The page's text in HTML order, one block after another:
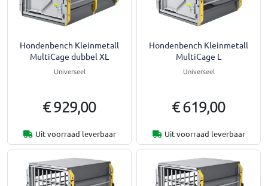
Hondenbench Kleinmetall
MultiCage dubbel XL
Universeel
€ 929,00
Uit voorraad leverbaar
Hondenbench Kleinmetall
MultiCage L
Universeel
€ 619,00
Uit voorraad leverbaar